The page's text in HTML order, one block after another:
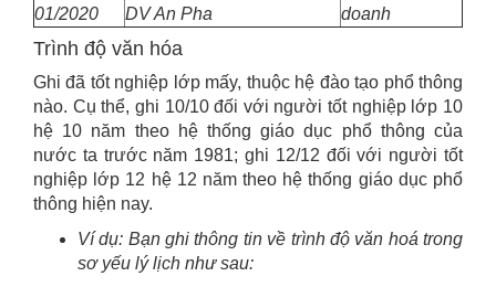
01/2020
DV An Pha
doanh
Trình độ văn hóa
Ghi đã tốt nghiệp lớp mấy, thuộc hệ đào tạo phổ thông
nào. Cụ thể, ghi 10/10 đối với người tốt nghiệp lớp 10
hệ 10 năm theo hệ thống giáo dục phổ thông của
nước ta trước năm 1981; ghi 12/12 đối với người tốt
nghiệp lớp 12 hệ 12 năm theo hệ thống giáo dục phổ
thông hiện nay.
Ví dụ: Bạn ghi thông tin về trình độ văn hoá trong
sơ yếu lý lịch như sau: